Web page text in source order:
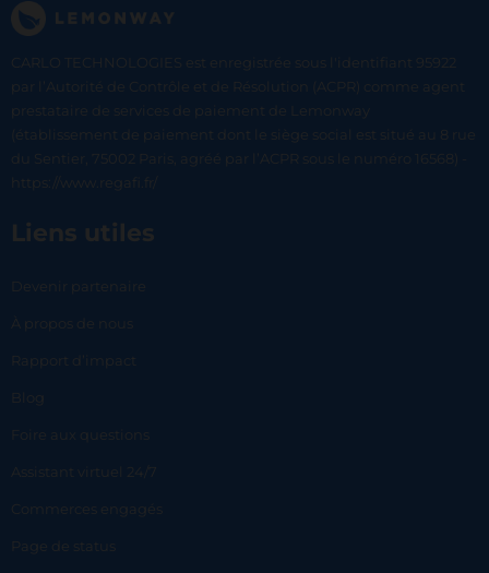
CARLO TECHNOLOGIES est enregistrée sous l'identifiant 95922
par l’Autorité de Contrôle et de Résolution (ACPR) comme agent
prestataire de services de paiement de Lemonway
(établissement de paiement dont le siège social est situé au 8 rue
du Sentier, 75002 Paris, agréé par l’ACPR sous le numéro 16568) -
https://www.regafi.fr/
Liens utiles
Devenir partenaire
À propos de nous
Rapport d’impact
Blog
Foire aux questions
Assistant virtuel 24/7
Commerces engagés
Page de status